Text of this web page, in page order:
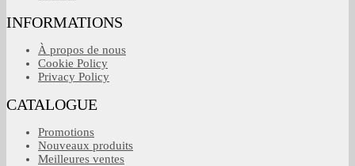
INFORMATIONS
À propos de nous
Cookie Policy
Privacy Policy
CATALOGUE
Promotions
Nouveaux produits
Meilleures ventes